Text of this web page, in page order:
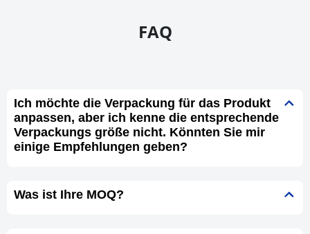
FAQ
Ich möchte die Verpackung für das Produkt
anpassen, aber ich kenne die entsprechende
Verpackungs größe nicht. Könnten Sie mir
einige Empfehlungen geben?
Was ist Ihre MOQ?